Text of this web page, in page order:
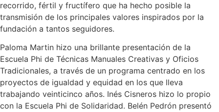
recorrido, fértil y fructífero que ha hecho posible la
transmisión de los principales valores inspirados por la
fundación a tantos seguidores.
Paloma Martin hizo una brillante presentación de la
Escuela Phi de Técnicas Manuales Creativas y Oficios
Tradicionales, a través de un programa centrado en los
proyectos de igualdad y equidad en los que lleva
trabajando veinticinco años. Inés Cisneros hizo lo propio
con la Escuela Phi de Solidaridad. Belén Pedrón presentó